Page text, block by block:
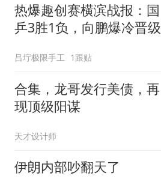
热爆趣创赛横滨战报：国
乒3胜1负，向鹏爆冷晋级
吕坾极限手工 1跟贴
合集，龙哥发行美债，再
现顶级阳谋
天才设计师
伊朗内部吵翻天了